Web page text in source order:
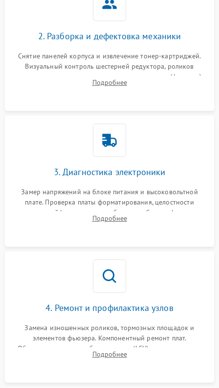
2. Разборка и дефектовка механики
Снятие панелей корпуса и извлечение тонер-картриджей.
Визуальный контроль шестерней редуктора, роликов
захвата, термопленки и прижимного вала в печи (фьюзере).
Проверка оптики сканера на загрязнения.
Подробнее
3. Диагностика электроники
Замер напряжений на блоке питания и высоковольтной
плате. Проверка платы форматирования, целостности
плоских шлейфов сканера и работоспособности флажков и
оптопар (датчиков прохождения бумаги).
Подробнее
4. Ремонт и профилактика узлов
Замена изношенных роликов, тормозных площадок и
элементов фьюзера. Компонентный ремонт плат.
Обязательная очистка блока лазера (LSU), зеркал и тракта
печати от просыпанного тонера и бумажной пыли.
Подробнее